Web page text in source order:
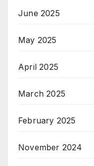
June 2025
May 2025
April 2025
March 2025
February 2025
November 2024